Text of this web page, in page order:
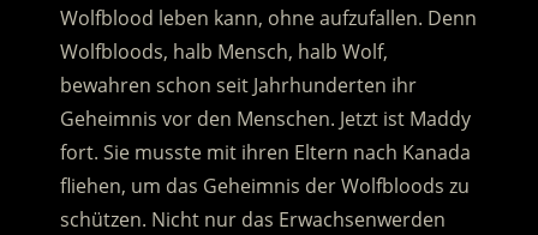
Wolfblood leben kann, ohne aufzufallen. Denn
Wolfbloods, halb Mensch, halb Wolf,
bewahren schon seit Jahrhunderten ihr
Geheimnis vor den Menschen. Jetzt ist Maddy
fort. Sie musste mit ihren Eltern nach Kanada
fliehen, um das Geheimnis der Wolfbloods zu
schützen. Nicht nur das Erwachsenwerden